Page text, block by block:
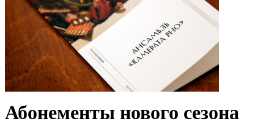
Абонементы нового сезона